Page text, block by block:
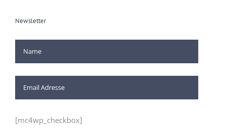
Newsletter
[mc4wp_checkbox]